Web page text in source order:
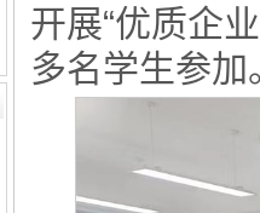
开展“优质企
多名学生参加